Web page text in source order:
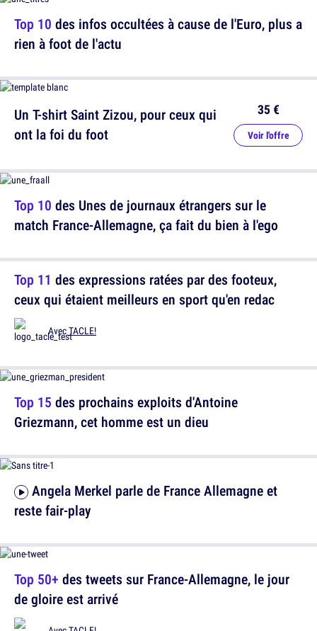
Top 10 des infos occultées à cause de l'Euro, plus a
rien à foot de l'actu
Top 10 des Unes de journaux étrangers sur le
match France-Allemagne, ça fait du bien à l'ego
Top 15 des prochains exploits d'Antoine
Griezmann, cet homme est un dieu
Top 50+ des tweets sur France-Allemagne, le jour
de gloire est arrivé
Un T-shirt Saint Zizou, pour ceux qui
ont la foi du foot
35 €
Voir l'offre
Top 11 des expressions ratées par des footeux,
ceux qui étaient meilleurs en sport qu'en redac
AvecTACLE!
reste fair-play